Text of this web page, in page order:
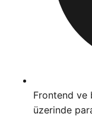
Frontend ve
üzerinde